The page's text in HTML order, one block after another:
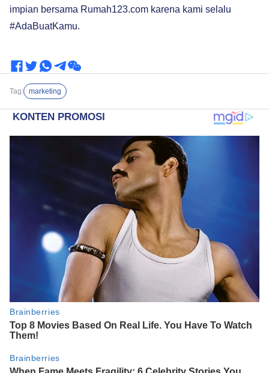
impian bersama Rumah123.com karena kami selalu
#AdaBuatKamu.
Tag: marketing